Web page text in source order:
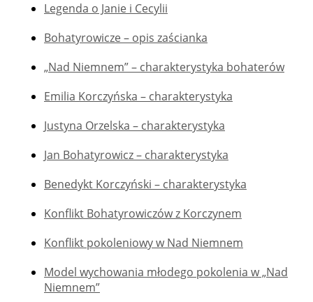
Legenda o Janie i Cecylii
Bohatyrowicze – opis zaścianka
„Nad Niemnem” – charakterystyka bohaterów
Emilia Korczyńska – charakterystyka
Justyna Orzelska – charakterystyka
Jan Bohatyrowicz – charakterystyka
Benedykt Korczyński – charakterystyka
Konflikt Bohatyrowiczów z Korczynem
Konflikt pokoleniowy w Nad Niemnem
Model wychowania młodego pokolenia w „Nad
Niemnem”